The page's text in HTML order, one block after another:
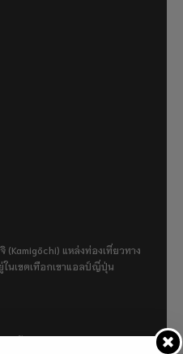
(Kamigōchi) แหล่งท่องเที่ยวทาง
นเขตเทือกเขาแอลป์ญี่ปุ่น
) แล้ว 2024